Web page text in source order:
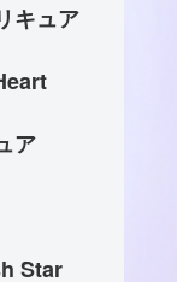
キュア
ア
Star